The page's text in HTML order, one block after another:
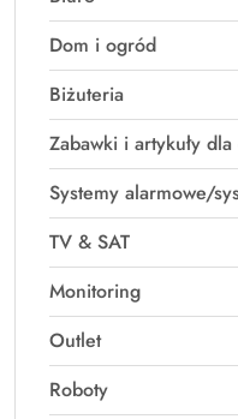
Dom i ogród
Biżuteria
Zabawki i artykuły
Systemy alarmowe/
TV & SAT
Monitoring
Outlet
Roboty